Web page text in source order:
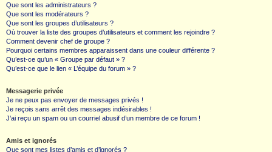
Que sont les administrateurs ?
Que sont les modérateurs ?
Que sont les groupes d’utilisateurs ?
Où trouver la liste des groupes d’utilisateurs et comment les rejoindre ?
Comment devenir chef de groupe ?
Pourquoi certains membres apparaissent dans une couleur différente ?
Qu’est-ce qu’un « Groupe par défaut » ?
Qu’est-ce que le lien « L’équipe du forum » ?
Messagerie privée
Je ne peux pas envoyer de messages privés !
Je reçois sans arrêt des messages indésirables !
J’ai reçu un spam ou un courriel abusif d’un membre de ce forum !
Amis et ignorés
Que sont mes listes d’amis et d’ignorés ?